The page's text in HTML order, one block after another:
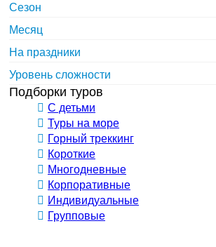
Сезон
Месяц
На праздники
Уровень сложности
Подборки туров
С детьми
Туры на море
Горный треккинг
Короткие
Многодневные
Корпоративные
Индивидуальные
Групповые